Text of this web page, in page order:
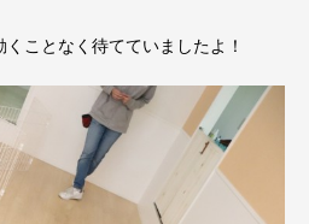
ことなく待てていましたよ！